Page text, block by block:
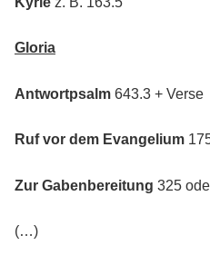
Gloria
Antwortpsalm 643.3 + Verse
Ruf vor dem Evangelium
Zur Gabenbereitung 325
(…)